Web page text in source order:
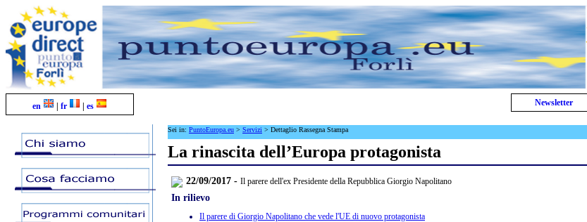
en | fr | es Newsletter
Sei in: PuntoEuropa.eu > Servizi > Dettaglio Rassegna Stampa
La rinascita dell’Europa protagonista
22/09/2017 - Il parere dell'ex Presidente della Repubblica Giorgio Napolitano
In rilievo
Il parere di Giorgio Napolitano che vede l'UE di nuovo protagonista